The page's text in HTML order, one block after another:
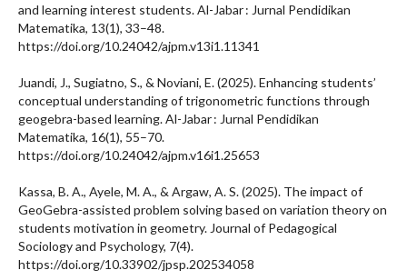
and learning interest students. Al-Jabar : Jurnal Pendidikan
Matematika, 13(1), 33–48.
https://doi.org/10.24042/ajpm.v13i1.11341
Juandi, J., Sugiatno, S., & Noviani, E. (2025). Enhancing students’
conceptual understanding of trigonometric functions through
geogebra-based learning. Al-Jabar : Jurnal Pendidikan
Matematika, 16(1), 55–70.
https://doi.org/10.24042/ajpm.v16i1.25653
Kassa, B. A., Ayele, M. A., & Argaw, A. S. (2025). The impact of
GeoGebra-assisted problem solving based on variation theory on
students motivation in geometry. Journal of Pedagogical
Sociology and Psychology, 7(4).
https://doi.org/10.33902/jpsp.202534058